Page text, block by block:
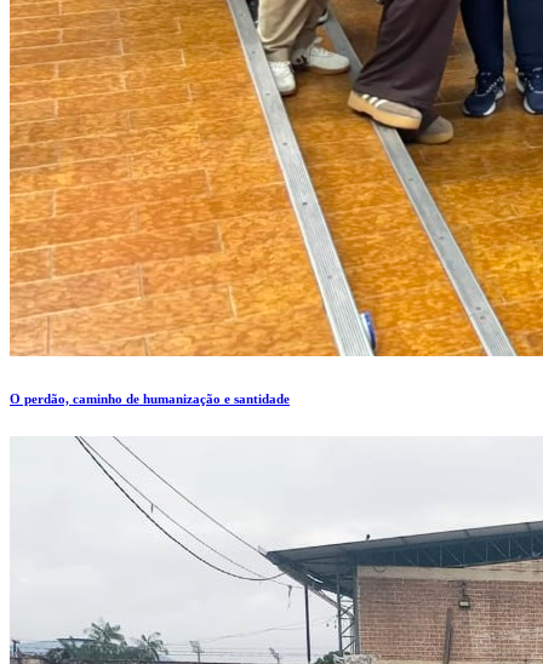
O perdão, caminho de humanização e santidade